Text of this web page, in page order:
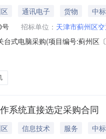
通讯电子 货物
中
号 招标单位： 天津市蓟州区
台式电脑采购(项目编号:蓟州
交通局机关地址：蓟州区人民
系统直接选定采购合同
信息技术 服务
中